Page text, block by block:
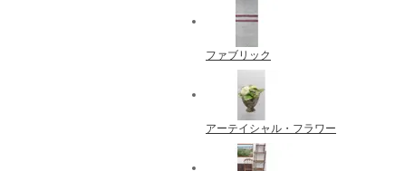
ファブリック
アーテイシャル・フラワー